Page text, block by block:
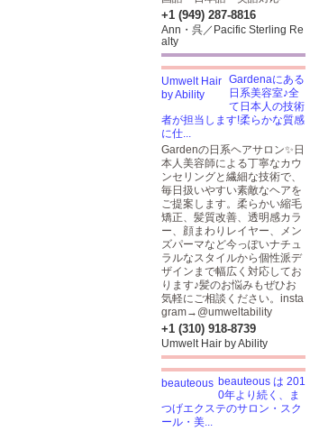
+1 (949) 287-8816
Ann・呉／Pacific Sterling Re
alty
Gardenaにある
日系美容室♪全
て日本人の技術
者が担当します!柔らかな質感
に仕...
Gardenの日系ヘアサロン✨日
本人美容師による丁寧なカウ
ンセリングと繊細な技術で、
毎日扱いやすい素敵なヘアを
ご提案します。柔らかい縮毛
矯正、髪質改善、透明感カラ
ー、顔まわりレイヤー、メン
ズパーマなど今っぽいナチュ
ラルなスタイルから個性派デ
ザインまで幅広く対応してお
ります♪髪のお悩みもぜひお
気軽にご相談ください。insta
gram→@umweltability
+1 (310) 918-8739
Umwelt Hair by Ability
beauteous は 201
0年より続く、ま
つげエクステのサロン・スク
ール・美...